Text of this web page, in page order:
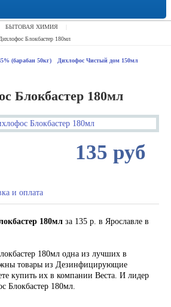
БЫТОВАЯ ХИМИЯ
Блокбастер 180мл
(барабан 50кг) Дихлофос Чистый дом 150мл
Блокбастер 180мл
135 руб
и оплата
180мл за 135 р. в Ярославле в
180мл одна из лучших в
товары из Дезинфицирующие
купить их в компании Веста. И лидер
Блокбастер 180мл.